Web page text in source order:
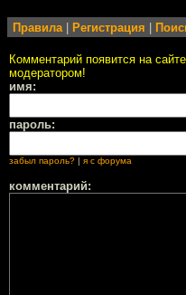
Правила| Регистрация
Комментарий появится на
модератором!
имя:
пароль:
забыл пароль? | я с форума
комментарий: